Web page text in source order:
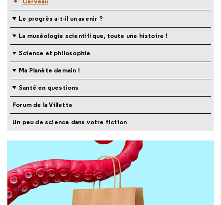
Le progrès a-t-il un avenir ?
La muséologie scientifique, toute une histoire !
Science et philosophie
Ma Planète demain !
Santé en questions
Forum de la Villette
Un peu de science dans votre fiction